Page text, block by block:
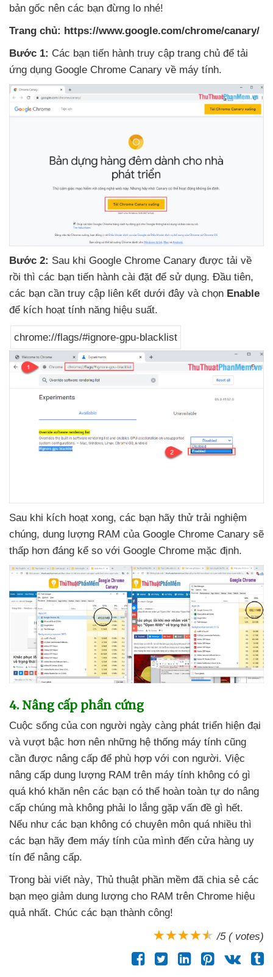
bản gốc nên các bạn đừng lo nhé!
Trang chủ: https://www.google.com/chrome/canary/
Bước 1: Các bạn tiến hành truy cập trang chủ để tải
ứng dụng Google Chrome Canary về máy tính.
Bước 2: Sau khi Google Chrome Canary được tải về
rồi thì các bạn tiến hành cài đặt để sử dụng. Đầu tiên,
các bạn cần truy cập liên kết dưới đây và chọn Enable
để kích hoạt tính năng hiệu suất.
chrome://flags/#ignore-gpu-blacklist
Sau khi kích hoạt xong, các bạn hãy thử trải nghiệm
chúng, dung lượng RAM của Google Chrome Canary sẽ
thấp hơn đáng kể so với Google Chrome mặc định.
4. Nâng cấp phần cứng
Cuộc sống của con người ngày càng phát triển hiện đại
và vượt bậc hơn nên những hệ thống máy tính cũng
cần được nâng cấp để phù hợp với con người. Việc
nâng cấp dung lượng RAM trên máy tính không có gì
quá khó khăn nên các bạn có thể hoàn toàn tự do nâng
cấp chúng mà không phải lo lắng gặp vấn đề gì hết.
Nếu như các bạn không có chuyên môn quá nhiều thì
các bạn hãy đem máy tính của mình đến cửa hàng uy
tín để nâng cấp.
Trong bài viết này, Thủ thuật phần mềm đã chia sẻ các
bạn mẹo giảm dung lượng cho RAM trên Chrome hiệu
quả nhất. Chúc các bạn thành công!
/5 ( votes)